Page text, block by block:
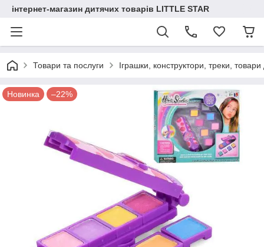
інтернет-магазин дитячих товарів LITTLE STAR
Товари та послуги Іграшки, конструктори, треки, товари
Новинка –22%